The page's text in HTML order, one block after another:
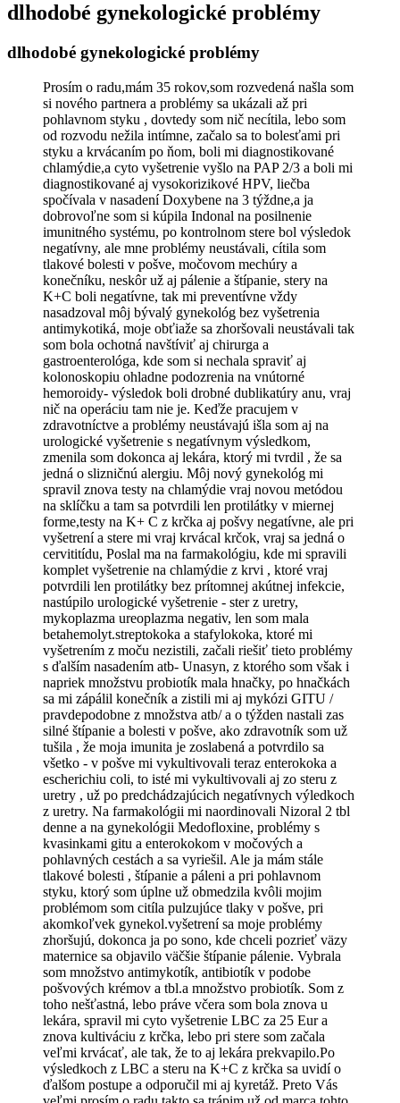
dlhodobé gynekologické problémy
dlhodobé gynekologické problémy
Prosím o radu,mám 35 rokov,som rozvedená našla som
si nového partnera a problémy sa ukázali až pri
pohlavnom styku , dovtedy som nič necítila, lebo som
od rozvodu nežila intímne, začalo sa to bolesťami pri
styku a krvácaním po ňom, boli mi diagnostikované
chlamýdie,a cyto vyšetrenie vyšlo na PAP 2/3 a boli mi
diagnostikované aj vysokorizikové HPV, liečba
spočívala v nasadení Doxybene na 3 týždne,a ja
dobrovoľne som si kúpila Indonal na posilnenie
imunitného systému, po kontrolnom stere bol výsledok
negatívny, ale mne problémy neustávali, cítila som
tlakové bolesti v pošve, močovom mechúry a
konečníku, neskôr už aj pálenie a štípanie, stery na
K+C boli negatívne, tak mi preventívne vždy
nasadzoval môj bývalý gynekológ bez vyšetrenia
antimykotiká, moje obťiaže sa zhoršovali neustávali tak
som bola ochotná navštíviť aj chirurga a
gastroenterológa, kde som si nechala spraviť aj
kolonoskopiu ohladne podozrenia na vnútorné
hemoroidy- výsledok boli drobné dublikatúry anu, vraj
nič na operáciu tam nie je. Keďže pracujem v
zdravotníctve a problémy neustávajú išla som aj na
urologické vyšetrenie s negatívnym výsledkom,
zmenila som dokonca aj lekára, ktorý mi tvrdil , že sa
jedná o slizničnú alergiu. Môj nový gynekológ mi
spravil znova testy na chlamýdie vraj novou metódou
na sklíčku a tam sa potvrdili len protilátky v miernej
forme,testy na K+ C z krčka aj pošvy negatívne, ale pri
vyšetrení a stere mi vraj krvácal krčok, vraj sa jedná o
cervititídu, Poslal ma na farmakológiu, kde mi spravili
komplet vyšetrenie na chlamýdie z krvi , ktoré vraj
potvrdili len protilátky bez prítomnej akútnej infekcie,
nastúpilo urologické vyšetrenie - ster z uretry,
mykoplazma ureoplazma negativ, len som mala
betahemolyt.streptokoka a stafylokoka, ktoré mi
vyšetrením z moču nezistili, začali riešiť tieto problémy
s ďalším nasadením atb- Unasyn, z ktorého som však i
napriek množstvu probiotík mala hnačky, po hnačkách
sa mi zápálil konečník a zistili mi aj mykózi GITU /
pravdepodobne z množstva atb/ a o týžden nastali zas
silné štípanie a bolesti v pošve, ako zdravotník som už
tušila , že moja imunita je zoslabená a potvrdilo sa
všetko - v pošve mi vykultivovali teraz enterokoka a
escherichiu coli, to isté mi vykultivovali aj zo steru z
uretry , už po predchádzajúcich negatívnych výledkoch
z uretry. Na farmakológii mi naordinovali Nizoral 2 tbl
denne a na gynekológii Medofloxine, problémy s
kvasinkami gitu a enterokokom v močových a
pohlavných cestách a sa vyriešil. Ale ja mám stále
tlakové bolesti , štípanie a páleni a pri pohlavnom
styku, ktorý som úplne už obmedzila kvôli mojim
problémom som citíla pulzujúce tlaky v pošve, pri
akomkoľvek gynekol.vyšetrení sa moje problémy
zhoršujú, dokonca ja po sono, kde chceli pozrieť väzy
maternice sa objavilo väčšie štípanie pálenie. Vybrala
som množstvo antimykotík, antibiotík v podobe
pošvových krémov a tbl.a množstvo probiotík. Som z
toho nešťastná, lebo práve včera som bola znova u
lekára, spravil mi cyto vyšetrenie LBC za 25 Eur a
znova kultiváciu z krčka, lebo pri stere som začala
veľmi krvácať, ale tak, že to aj lekára prekvapilo.Po
výsledkoch z LBC a steru na K+C z krčka sa uvidí o
ďalšom postupe a odporučil mi aj kyretáž. Preto Vás